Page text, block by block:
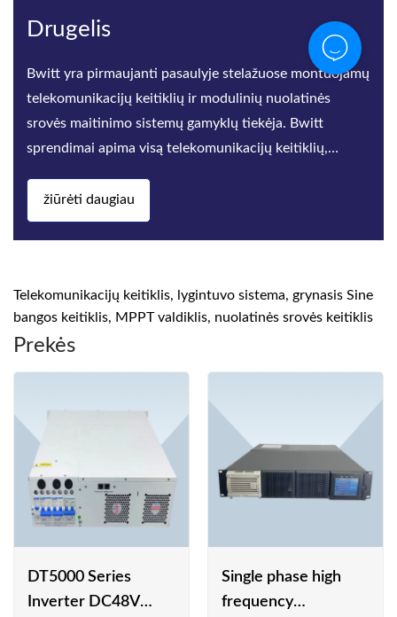
Drugelis
Bwitt yra pirmaujanti pasaulyje stelažuose montuojamų
telekomunikacijų keitiklių ir modulinių nuolatinės
srovės maitinimo sistemų gamyklų tiekėja. Bwitt
sprendimai apima visą telekomunikacijų keitiklių,
žiūrėti daugiau
Telekomunikacijų keitiklis, lygintuvo sistema, grynasis Sine
bangos keitiklis, MPPT valdiklis, nuolatinės srovės keitiklis
Prekės
DT5000 Series
Inverter DC48V
Single phase high
frequency